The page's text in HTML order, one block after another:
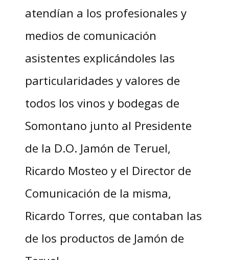
atendían a los profesionales y
medios de comunicación
asistentes explicándoles las
particularidades y valores de
todos los vinos y bodegas de
Somontano junto al Presidente
de la D.O. Jamón de Teruel,
Ricardo Mosteo y el Director de
Comunicación de la misma,
Ricardo Torres, que contaban las
de los productos de Jamón de